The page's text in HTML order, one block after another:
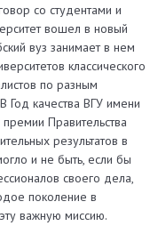
со студентами и
вошел в новый
вуз занимает в нем
классического
по разным
Год качества ВГУ имени
Правительства
результатов в
и не быть, если бы
своего дела,
поколение в
важную миссию.